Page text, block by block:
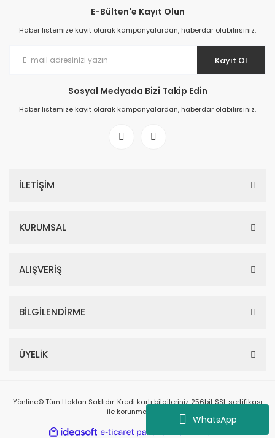
WhatsApp
E-Bülten'e Kayıt Olun
Haber listemize kayıt olarak kampanyalardan, haberdar olabilirsiniz.
Kayıt Ol
Sosyal Medyada Bizi Takip Edin
Haber listemize kayıt olarak kampanyalardan, haberdar olabilirsiniz.
İLETİŞİM
KURUMSAL
ALIŞVERİŞ
BİLGİLENDİRME
ÜYELİK
Yönline© Tüm Hakları Saklıdır. Kredi kartı bilgileriniz 256bit SSL sertifikası
ile korunmaktadır.
ideasoft